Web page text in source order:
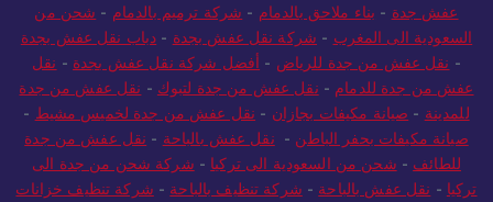
عفش جدة - بناء ملاحق بالدمام - شركة ترميم بالدمام - شحن من
السعودية الى المغرب - شركة نقل عفش بجدة - دباب نقل عفش بجدة
- نقل عفش من جدة للرياض - أفضل شركة نقل عفش بجدة - نقل
عفش من جدة للدمام - نقل عفش من جدة لتبوك - نقل عفش من جدة
للمدينة - صيانة مكيفات بجازان - نقل عفش من جدة لخميس مشيط -
صيانة مكيفات بحفر الباطن - نقل عفش بالباحة - نقل عفش من جدة
للطائف - شحن من السعودية الى تركيا - شركة شحن من جدة الى
تركيا - نقل عفش بالباحة - شركة تنظيف بالباحة - شركة تنظيف خزانات